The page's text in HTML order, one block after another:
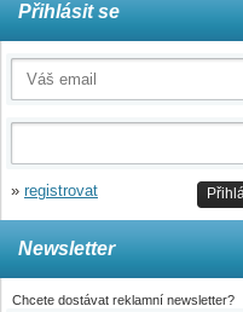
Přihlásit se
» registrovat
Newsletter
Chcete dostávat reklamní newsletter?